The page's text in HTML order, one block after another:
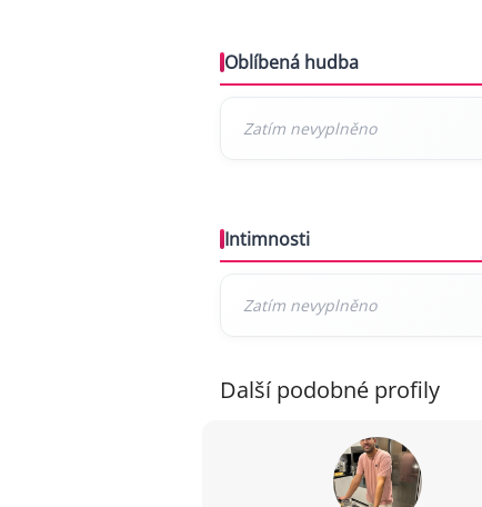
Oblíbená hudba
Intimnosti
Další podobné profily